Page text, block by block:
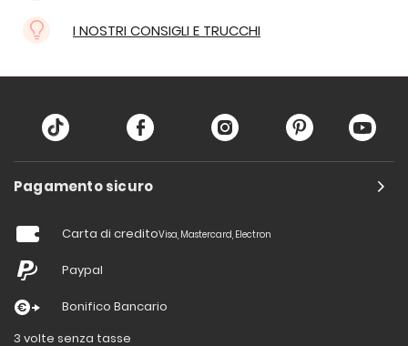
I NOSTRI CONSIGLI E TRUCCHI
Pagamento sicuro
Carta di creditoVisa, Mastercard, Electron
Paypal
Bonifico Bancario
3 volte senza tasse